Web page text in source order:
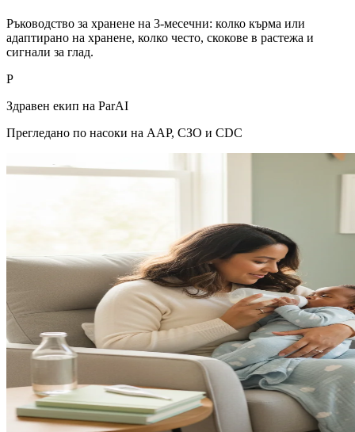
Ръководство за хранене на 3-месечни: колко кърма или
адаптирано на хранене, колко често, скокове в растежа и
сигнали за глад.
P
Здравен екип на ParAI
Прегледано по насоки на AAP, СЗО и CDC